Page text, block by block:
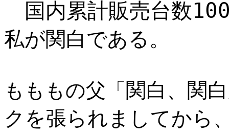
国内累計販売台数
私が関白である。
もももの父「 関白、関
クを張られましてから